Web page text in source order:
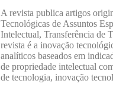
A revista publica artigos
Tecnológicas de Assuntos
Intelectual, Transferência de
revista é a inovação
analíticos baseados em
de propriedade intelectual
de tecnologia, inovação